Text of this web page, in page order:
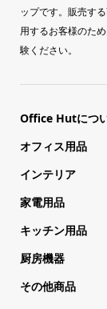
ップです。販売す
用するお客様のた
験ください。
Office Hutにつ
オフィス用品
インテリア
家電用品
キッチン用品
厨房機器
その他商品